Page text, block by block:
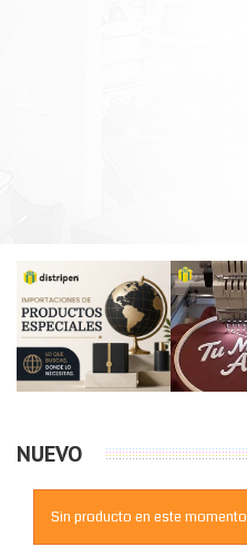
NUEVO
Sin producto en este momento